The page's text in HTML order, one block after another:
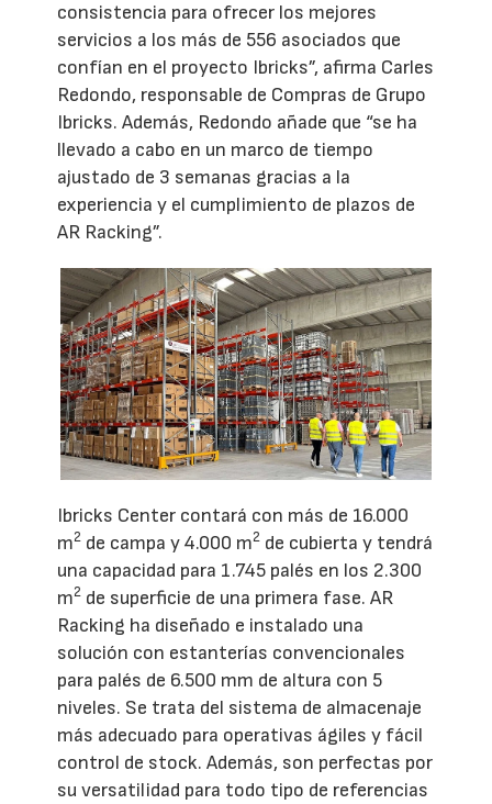
consistencia para ofrecer los mejores
servicios a los más de 556 asociados que
confían en el proyecto Ibricks”, afirma Carles
Redondo, responsable de Compras de Grupo
Ibricks. Además, Redondo añade que “se ha
llevado a cabo en un marco de tiempo
ajustado de 3 semanas gracias a la
experiencia y el cumplimiento de plazos de
AR Racking”.
Ibricks Center contará con más de 16.000
m2 de campa y 4.000 m2 de cubierta y tendrá
una capacidad para 1.745 palés en los 2.300
m2 de superficie de una primera fase. AR
Racking ha diseñado e instalado una
solución con estanterías convencionales
para palés de 6.500 mm de altura con 5
niveles. Se trata del sistema de almacenaje
más adecuado para operativas ágiles y fácil
control de stock. Además, son perfectas por
su versatilidad para todo tipo de referencias